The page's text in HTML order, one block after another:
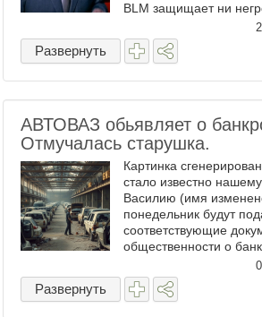
BLM защищает ни
блять, собак! Что не
смешно? ...
Развернуть
АВТОВАЗ обьявляет о
Отмучалась старушка.
Картинка
стало известно
Василию (имя
понедельник будут
соответствующие
общественности о
предприятия.
не покупает. Сергей
критичной ...
Развернуть